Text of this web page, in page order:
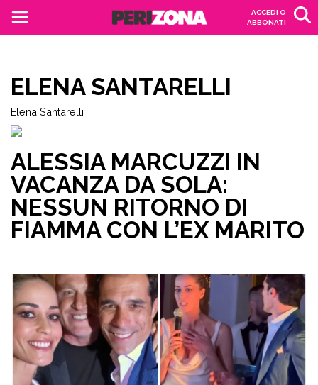
ACCEDI O
ABBONATI
ELENA SANTARELLI
Elena Santarelli
ALESSIA MARCUZZI IN
VACANZA DA SOLA:
NESSUN RITORNO DI
FIAMMA CON L’EX MARITO